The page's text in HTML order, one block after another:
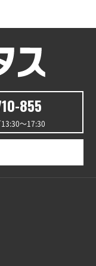
ステム対応
855
〜17:30